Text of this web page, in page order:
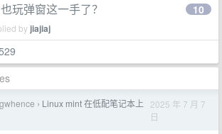
玩弹窗这一手了？
by jiajiaj
10
› Linux mint 在低配笔记本上
2025 年 7 月 7
日